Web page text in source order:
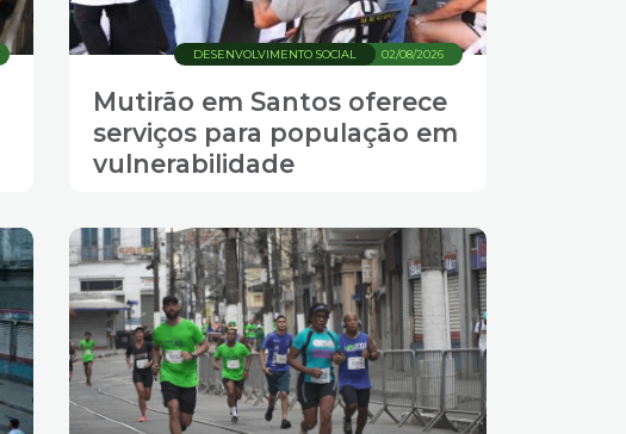
02/08/2026
DESENVOLVIMENTO SOCIAL
Mutirão em Santos oferece
serviços para população em
vulnerabilidade